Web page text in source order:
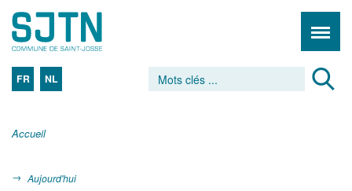
FR NL
Accueil
Aujourd'hui